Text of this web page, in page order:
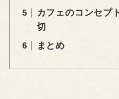
カフェのコンセプ
切
まとめ